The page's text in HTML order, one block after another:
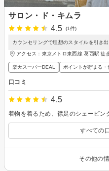
サロン・ド・キムラ
4.5
(1件)
カウンセリングで理想のスタイルを引き
アクセス：東京メトロ東西線 葛西駅 徒
楽天スーパーDEAL ポイントが貯まる・
口コミ
4.5
すべての
その他の